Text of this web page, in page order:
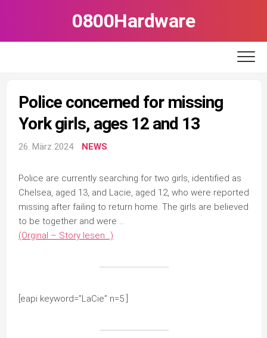
0800Hardware
Police concerned for missing
York girls, ages 12 and 13
26. März 2024 NEWS
Police are currently searching for two girls, identified as
Chelsea, aged 13, and Lacie, aged 12, who were reported
missing after failing to return home. The girls are believed
to be together and were …
(Orginal – Story lesen…)
[eapi keyword=”LaCie” n=5 ]